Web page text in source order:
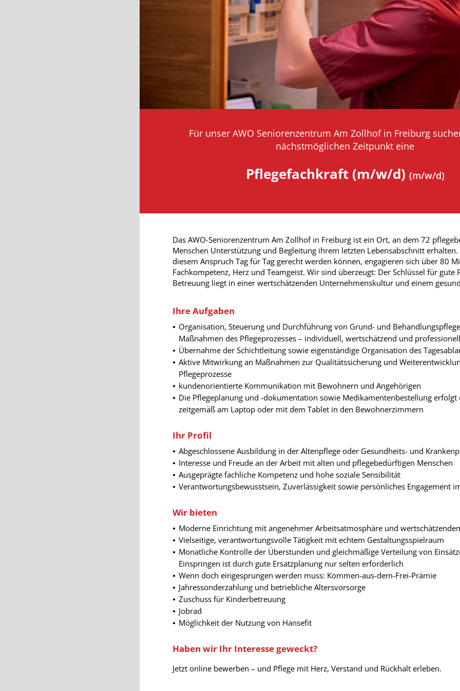
Für unser AWO Seniorenzentrum Am Zollhof in Freiburg
nächstmöglichen Zeitpunkt eine
Pflegefachkraft (m/w/d) (m/w/d)
Das AWO-Seniorenzentrum Am Zollhof in Freiburg ist ein Ort, an dem 72
Menschen Unterstützung und Begleitung ihrem letzten Lebensabschnitt
diesem Anspruch Tag für Tag gerecht werden können, engagieren sich über 80
Fachkompetenz, Herz und Teamgeist. Wir sind überzeugt: Der Schlüssel für gute
Betreuung liegt in einer wertschätzenden Unternehmenskultur und einem
Ihre Aufgaben
Organisation, Steuerung und Durchführung von Grund- und
Maßnahmen des Pflegeprozesses – individuell, wertschätzend und
Übernahme der Schichtleitung sowie eigenständige Organisation des
Aktive Mitwirkung an Maßnahmen zur Qualitätssicherung und
Pflegeprozesse
kundenorientierte Kommunikation mit Bewohnern und Angehörigen
Die Pflegeplanung und -dokumentation sowie Medikamentenbestellung erfolgt
zeitgemäß am Laptop oder mit dem Tablet in den Bewohnerzimmern
Ihr Profil
Abgeschlossene Ausbildung in der Altenpflege oder Gesundheits- und
Interesse und Freude an der Arbeit mit alten und pflegebedürftigen Menschen
Ausgeprägte fachliche Kompetenz und hohe soziale Sensibilität
Verantwortungsbewusstsein, Zuverlässigkeit sowie persönliches Engagement
Wir bieten
Moderne Einrichtung mit angenehmer Arbeitsatmosphäre und
Vielseitige, verantwortungsvolle Tätigkeit mit echtem Gestaltungsspielraum
Monatliche Kontrolle der Überstunden und gleichmäßige Verteilung von
Einspringen ist durch gute Ersatzplanung nur selten erforderlich
Wenn doch eingesprungen werden muss: Kommen-aus-dem-Frei-Prämie
Jahressonderzahlung und betriebliche Altersvorsorge
Zuschuss für Kinderbetreuung
Jobrad
Möglichkeit der Nutzung von Hansefit
Haben wir Ihr Interesse geweckt?
Jetzt online bewerben – und Pflege mit Herz, Verstand und Rückhalt erleben.